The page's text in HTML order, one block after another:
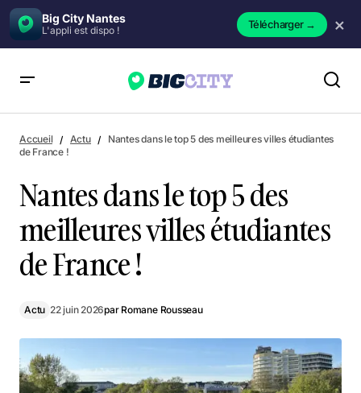
Big City Nantes
L'appli est dispo ! Télécharger→ ×
France !
Accueil Actu
Nantes dans le top 5 des meilleures villes étudiantes
de France !
Nantes dans le top 5 des
meilleures villes étudiantes
de France !
Actu 22 juin 2026par Romane Rousseau